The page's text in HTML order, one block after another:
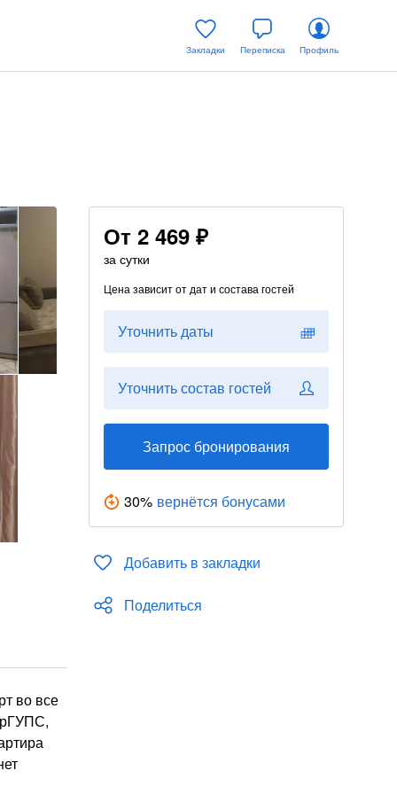
Закладки Переписка Профиль
От 2 469 ₽
за сутки
Цена зависит от дат и состава гостей
Уточнить даты
Уточнить состав гостей
Запрос бронирования
30% вернётся бонусами
Добавить в закладки
Поделиться
во все